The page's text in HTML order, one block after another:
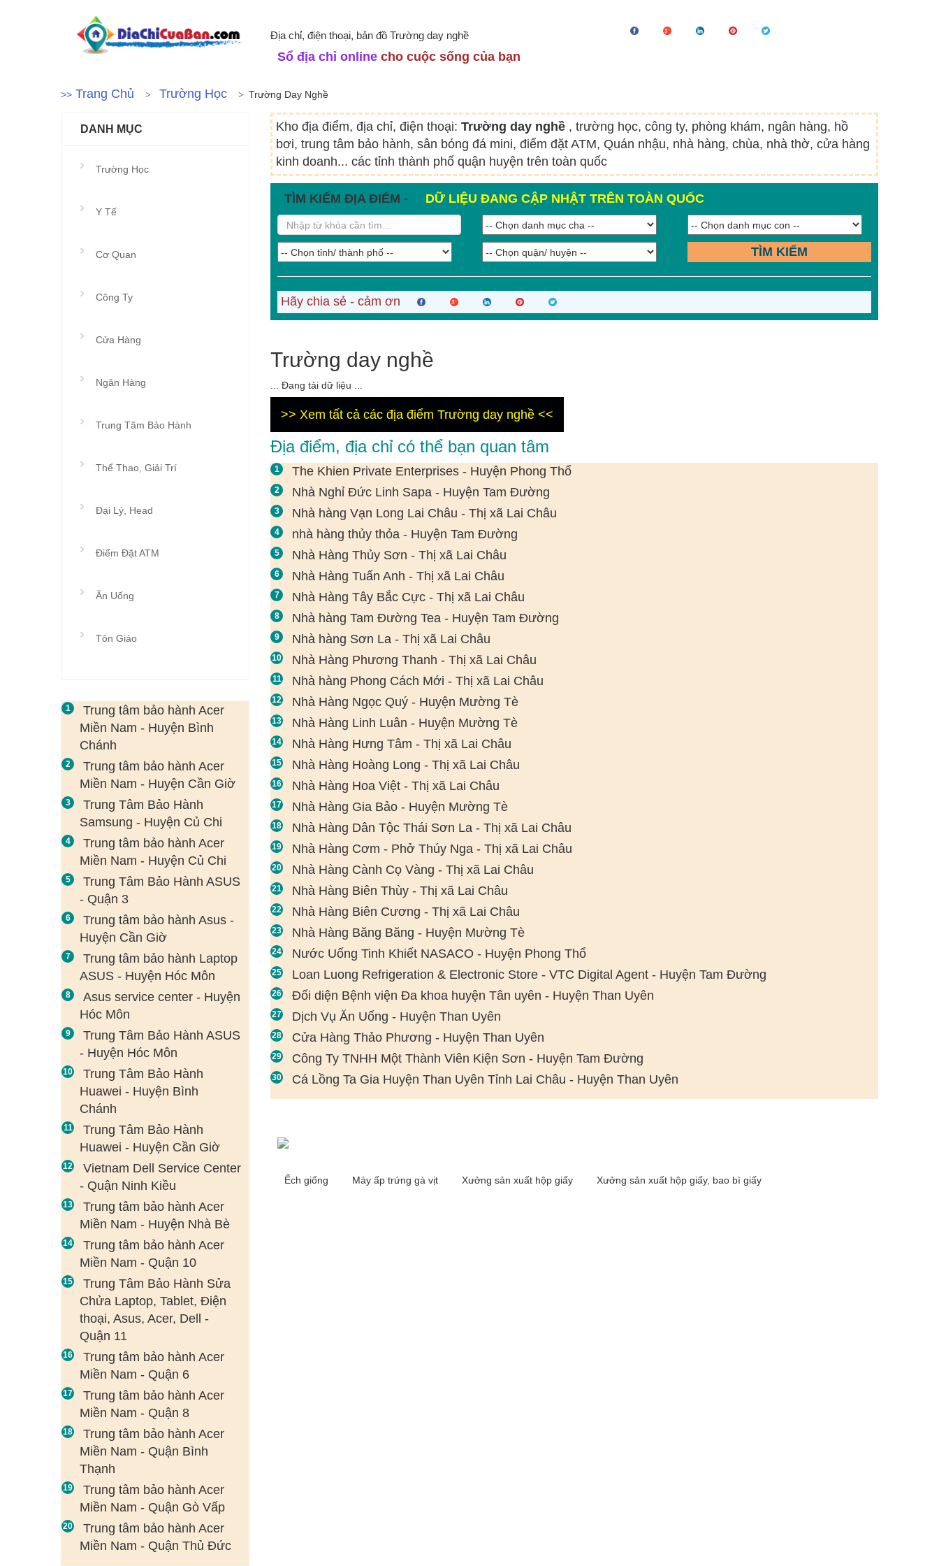
Địa chỉ, điện thoại, bản đồ Trường day nghề
Sổ địa chỉ online cho cuộc sống của bạn
>> Trang Chủ Trường Học Trường Day Nghề
Kho địa điểm, địa chỉ, điện thoại: Trường day nghề , trường học, công ty, phòng khám, ngân hàng, hồ
bơi, trung tâm bảo hành, sân bóng đá mini, điểm đặt ATM, Quán nhậu, nhà hàng, chùa, nhà thờ, cửa hàng
kinh doanh... các tỉnh thành phố quận huyện trên toàn quốc
TÌM KIẾM ĐỊA ĐIỂM - DỮ LIỆU ĐANG CẬP NHẬT TRÊN TOÀN QUỐC
TÌM KIẾM
Hãy chia sẻ - cảm ơn
Trường day nghề
... Đang tải dữ liệu ...
>> Xem tất cả các địa điểm Trường day nghề <<
Địa điểm, địa chỉ có thể bạn quan tâm
The Khien Private Enterprises - Huyện Phong Thổ
Nhà Nghỉ Đức Linh Sapa - Huyện Tam Đường
Nhà hàng Vạn Long Lai Châu - Thị xã Lai Châu
nhà hàng thủy thỏa - Huyện Tam Đường
Nhà Hàng Thủy Sơn - Thị xã Lai Châu
Nhà Hàng Tuấn Anh - Thị xã Lai Châu
Nhà Hàng Tây Bắc Cực - Thị xã Lai Châu
Nhà hàng Tam Đường Tea - Huyện Tam Đường
Nhà hàng Sơn La - Thị xã Lai Châu
Nhà Hàng Phương Thanh - Thị xã Lai Châu
Nhà hàng Phong Cách Mới - Thị xã Lai Châu
Nhà Hàng Ngọc Quý - Huyện Mường Tè
Nhà Hàng Linh Luân - Huyện Mường Tè
Nhà Hàng Hưng Tâm - Thị xã Lai Châu
Nhà Hàng Hoàng Long - Thị xã Lai Châu
Nhà Hàng Hoa Việt - Thị xã Lai Châu
Nhà Hàng Gia Bảo - Huyện Mường Tè
Nhà Hàng Dân Tộc Thái Sơn La - Thị xã Lai Châu
Nhà Hàng Cơm - Phở Thúy Nga - Thị xã Lai Châu
Nhà Hàng Cành Cọ Vàng - Thị xã Lai Châu
Nhà Hàng Biên Thùy - Thị xã Lai Châu
Nhà Hàng Biên Cương - Thị xã Lai Châu
Nhà Hàng Băng Băng - Huyện Mường Tè
Nước Uống Tinh Khiết NASACO - Huyện Phong Thổ
Loan Luong Refrigeration & Electronic Store - VTC Digital Agent - Huyện Tam Đường
Đối diện Bệnh viện Đa khoa huyện Tân uyên - Huyện Than Uyên
Dịch Vụ Ăn Uống - Huyện Than Uyên
Cửa Hàng Thảo Phương - Huyện Than Uyên
Công Ty TNHH Một Thành Viên Kiện Sơn - Huyện Tam Đường
Cá Lồng Ta Gia Huyện Than Uyên Tỉnh Lai Châu - Huyện Than Uyên
Ếch giống Máy ấp trứng gà vịt Xưởng sản xuất hộp giấy Xưởng sản xuất hộp giấy, bao bì giấy
DANH MỤC
Trường Học
Y Tế
Cơ Quan
Công Ty
Cửa Hàng
Ngân Hàng
Trung Tâm Bảo Hành
Thể Thao, Giải Trí
Đại Lý, Head
Điểm Đặt ATM
Ăn Uống
Tôn Giáo
Trung tâm bảo hành Acer
Miền Nam - Huyện Bình
Chánh
Trung tâm bảo hành Acer
Miền Nam - Huyện Cần Giờ
Trung Tâm Bảo Hành
Samsung - Huyện Củ Chi
Trung tâm bảo hành Acer
Miền Nam - Huyện Củ Chi
Trung Tâm Bảo Hành ASUS
- Quận 3
Trung tâm bảo hành Asus -
Huyện Cần Giờ
Trung tâm bảo hành Laptop
ASUS - Huyện Hóc Môn
Asus service center - Huyện
Hóc Môn
Trung Tâm Bảo Hành ASUS
- Huyện Hóc Môn
Trung Tâm Bảo Hành
Huawei - Huyện Bình
Chánh
Trung Tâm Bảo Hành
Huawei - Huyện Cần Giờ
Vietnam Dell Service Center
- Quận Ninh Kiều
Trung tâm bảo hành Acer
Miền Nam - Huyện Nhà Bè
Trung tâm bảo hành Acer
Miền Nam - Quận 10
Trung Tâm Bảo Hành Sửa
Chửa Laptop, Tablet, Điện
thoại, Asus, Acer, Dell -
Quận 11
Trung tâm bảo hành Acer
Miền Nam - Quận 6
Trung tâm bảo hành Acer
Miền Nam - Quận 8
Trung tâm bảo hành Acer
Miền Nam - Quận Bình
Thạnh
Trung tâm bảo hành Acer
Miền Nam - Quận Gò Vấp
Trung tâm bảo hành Acer
Miền Nam - Quận Thủ Đức